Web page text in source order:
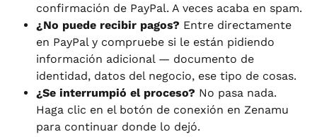
confirmación de PayPal. A veces acaba en spam.
¿No puede recibir pagos? Entre directamente
en PayPal y compruebe si le están pidiendo
información adicional — documento de
identidad, datos del negocio, ese tipo de cosas.
¿Se interrumpió el proceso? No pasa nada.
Haga clic en el botón de conexión en Zenamu
para continuar donde lo dejó.